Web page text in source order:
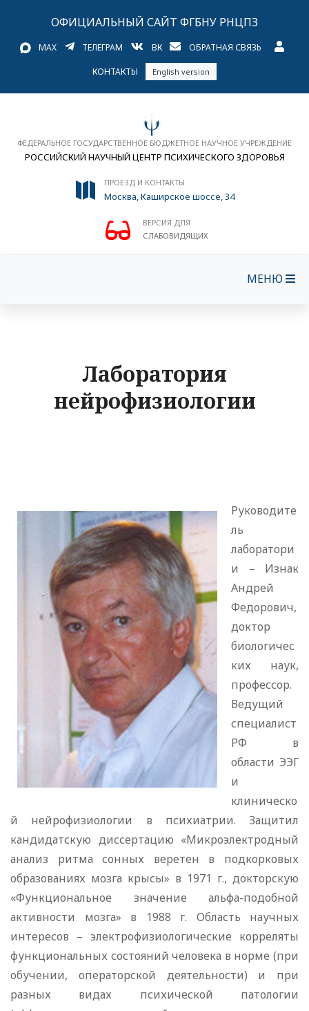
ОФИЦИАЛЬНЫЙ САЙТ ФГБНУ РНЦПЗ
MAX ТЕЛЕГРАМ ВК ОБРАТНАЯ СВЯЗЬ
КОНТАКТЫ English version
ФЕДЕРАЛЬНОЕ ГОСУДАРСТВЕННОЕ БЮДЖЕТНОЕ НАУЧНОЕ УЧРЕЖДЕНИЕ
РОССИЙСКИЙ НАУЧНЫЙ ЦЕНТР ПСИХИЧЕСКОГО ЗДОРОВЬЯ
ПРОЕЗД И КОНТАКТЫ
Москва, Каширское шоссе, 34
ВЕРСИЯ ДЛЯ
СЛАБОВИДЯЩИХ
МЕНЮ
Лаборатория
нейрофизиологии
Руководите
ль
лаборатори
и – Изнак
Андрей
Федорович,
доктор
биологичес
ких наук,
профессор.
Ведущий
специалист
РФ в
области ЭЭГ
и
клиническо
й нейрофизиологии в психиатрии. Защитил
кандидатскую диссертацию «Микроэлектродный
анализ ритма сонных веретен в подкорковых
образованиях мозга крысы» в 1971 г., докторскую
«Функциональное значение альфа-подобной
активности мозга» в 1988 г. Область научных
интересов – электрофизиологические корреляты
функциональных состояний человека в норме (при
обучении, операторской деятельности) и при
разных видах психической патологии